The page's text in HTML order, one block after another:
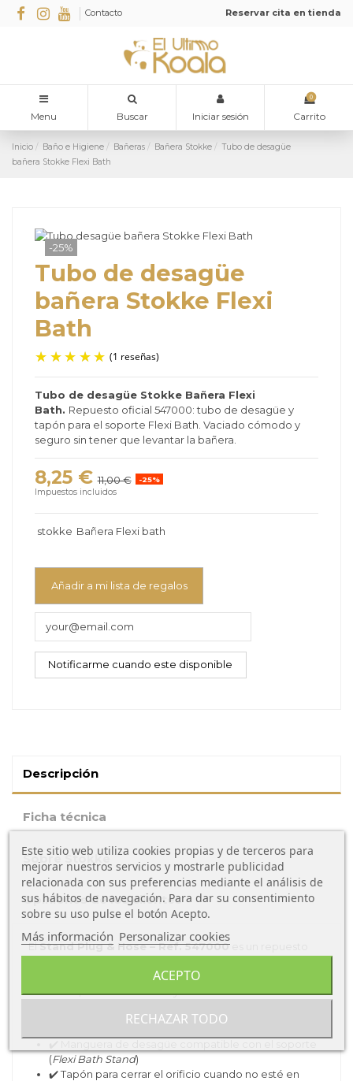
Contacto Reservar cita en tienda
Menu Buscar Iniciar sesión
0
Carrito
Inicio Baño e Higiene Bañeras Bañera Stokke
Tubo de desagüe
bañera Stokke Flexi Bath
-25%
Tubo de desagüe
bañera Stokke Flexi
Bath
(1 reseñas)
Tubo de desagüe Stokke Bañera Flexi
Bath. Repuesto oficial 547000: tubo de desagüe y
tapón para el soporte Flexi Bath. Vaciado cómodo y
seguro sin tener que levantar la bañera.
8,25 € 11,00 € -25%
Impuestos incluidos
stokke Bañera Flexi bath
Añadir a mi lista de regalos
Descripción
Ficha técnica
Sobre Stokke
Opiniones de los clientes
ElStand Plug & Hose – Ref. 547000es un repuesto
. Ideal para quienes necesitan vaciar la bañera sin
levantarla, facilitando su uso y mantenimiento.
(Flexi Bath Stand)
✔️ Tapón para cerrar el orificio cuando no esté en
Este sitio web utiliza cookies propias y de terceros para
mejorar nuestros servicios y mostrarle publicidad
relacionada con sus preferencias mediante el análisis de
sus hábitos de navegación. Para dar su consentimiento
sobre su uso pulse el botón Acepto.
Más información Personalizar cookies
RECHAZAR TODO
ACEPTO